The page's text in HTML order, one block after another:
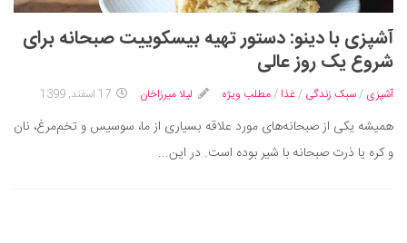
سفر و گردشگری
ایران گردی
جهان گردی
موفقیت و مهارت‌های فردی
آشپزی با دینو: دستور تهیه بیسکوییت صبحانه برای
شروع یک روز عالی
آشپزی /سبک زندگی /غذا /مطلب ویژه لیلا میرزاخان 17 اسفند, 1399
همیشه یکی از صبحانه‌های مورد علاقه بسیاری از ما، سوسیس و تخم‌مرغ، نان
و کره یا ذرت صبحانه با شیر بوده است. در این...